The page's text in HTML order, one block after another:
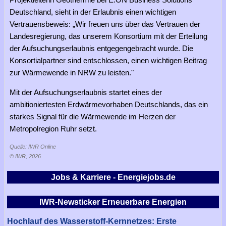
Deutschland, sieht in der Erlaubnis einen wichtigen
Vertrauensbeweis: „Wir freuen uns über das Vertrauen der
Landesregierung, das unserem Konsortium mit der Erteilung
der Aufsuchungserlaubnis entgegengebracht wurde. Die
Konsortialpartner sind entschlossen, einen wichtigen Beitrag
zur Wärmewende in NRW zu leisten."
Mit der Aufsuchungserlaubnis startet eines der
ambitioniertesten Erdwärmevorhaben Deutschlands, das ein
starkes Signal für die Wärmewende im Herzen der
Metropolregion Ruhr setzt.
Quelle: IWR Online
© IWR, 2026
Jobs & Karriere - Energiejobs.de
IWR-Newsticker Erneuerbare Energien
Hochlauf des Wasserstoff-Kernnetzes: Erste